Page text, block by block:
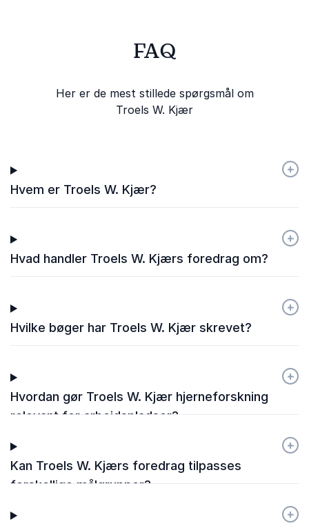
FAQ
Her er de mest stillede spørgsmål om
Troels W. Kjær
Hvem er Troels W. Kjær?
+
-
Hvad handler Troels W. Kjærs foredrag om?
+
-
Hvilke bøger har Troels W. Kjær skrevet?
+
-
Hvordan gør Troels W. Kjær hjerneforskning
relevant for arbejdspladser?
+
-
Kan Troels W. Kjærs foredrag tilpasses
forskellige målgrupper?
+
-
+
-